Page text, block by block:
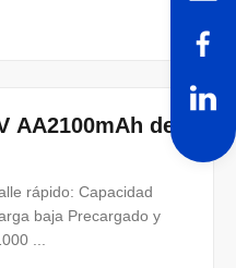
del
rápido: Capacidad
baja Precargado y
...